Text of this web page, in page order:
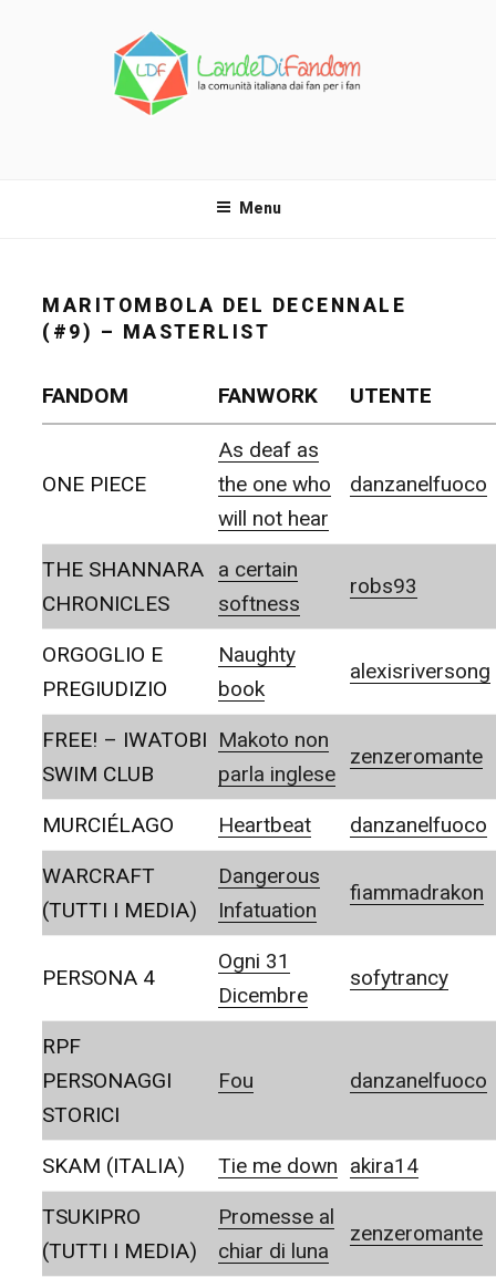
Menu
MARITOMBOLA DEL DECENNALE
(#9) – MASTERLIST
FANDOM FANWORK UTENTE
ONE PIECE
As deaf as
the one who
will not hear
danzanelfuoco
THE SHANNARA
CHRONICLES
a certain
softness
robs93
ORGOGLIO E
PREGIUDIZIO
Naughty
book
alexisriversong
FREE! – IWATOBI
SWIM CLUB
Makoto non
parla inglese
zenzeromante
MURCIÉLAGO Heartbeat
danzanelfuoco
WARCRAFT
(TUTTI I MEDIA)
Dangerous
Infatuation
fiammadrakon
PERSONA 4
Ogni 31
Dicembre
sofytrancy
RPF
PERSONAGGI
STORICI
Fou danzanelfuoco
SKAM (ITALIA) Tie me down akira14
TSUKIPRO
(TUTTI I MEDIA)
Promesse al
chiar di luna
zenzeromante